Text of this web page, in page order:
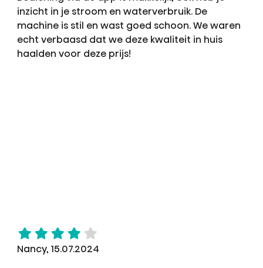
inzicht in je stroom en waterverbruik. De
machine is stil en wast goed schoon. We waren
echt verbaasd dat we deze kwaliteit in huis
haalden voor deze prijs!
Nancy, 15.07.2024